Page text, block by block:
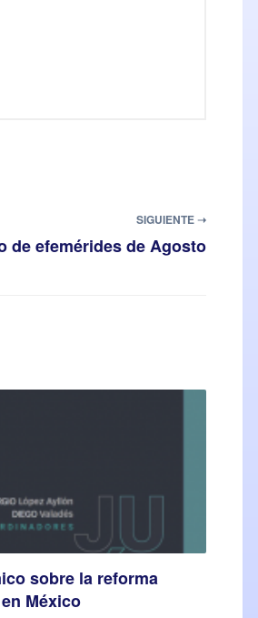
SIGUIENTE ➝
de efemérides de Agosto
sobre la reforma
México